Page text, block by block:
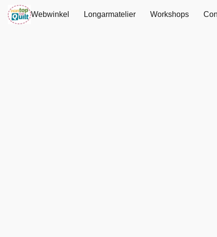
Webwinkel Longarmatelier Workshops